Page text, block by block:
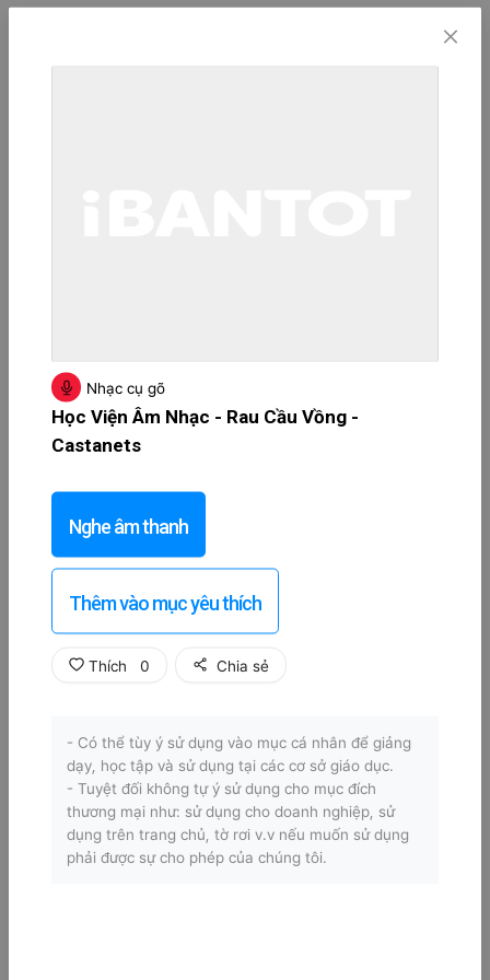
Nhạc cụ gõ
Học Viện Âm Nhạc - Rau Cầu Vồng -
Castanets
Nghe âm thanh
Thêm vào mục yêu thích
Thích 0 Chia sẻ
- Có thể tùy ý sử dụng vào mục cá nhân để giảng
dạy, học tập và sử dụng tại các cơ sở giáo dục.
- Tuyệt đối không tự ý sử dụng cho mục đích
thương mại như: sử dụng cho doanh nghiệp, sử
dụng trên trang chủ, tờ rơi v.v nếu muốn sử dụng
phải được sự cho phép của chúng tôi.